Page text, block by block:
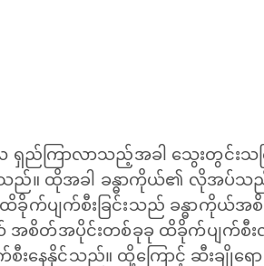
ရှည်ကြာလာသည့်အခါ သွေးတွင်းသက
ေသည်။ ထိုအခါ ခန္ဓာကိုယ်၏ လိုအပ်
ခိုက်ပျက်စီးခြင်းသည် ခန္ဓာကိုယ်အ
အစိတ်အပိုင်းတစ်ခုခု ထိခိုက်ပျက်စီးလ
ေနိုင်သည်။ ထို့ကြောင့် ဆီးချိုရောဂ